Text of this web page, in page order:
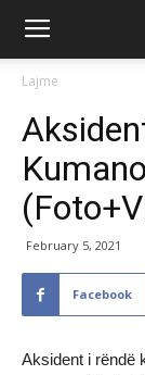
Lajme
February 5, 2021
Facebook
Aksident i rëndë